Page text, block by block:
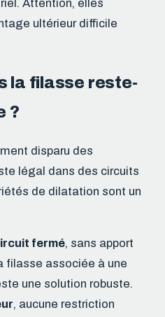
Attention, elles
ultérieur difficile
la filasse reste-
?
disparu des
légal dans des circuits
de dilatation sont un
fermé, sans apport
filasse associée à une
une solution robuste.
, aucune restriction